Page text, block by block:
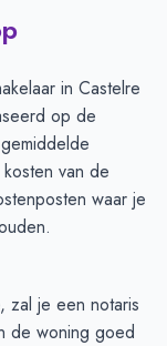
in Castelre
op de
van de
waar je
zal je een notaris
de woning goed